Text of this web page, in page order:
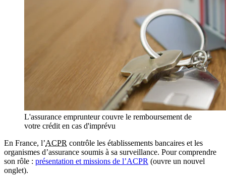
L'assurance emprunteur couvre le remboursement de
votre crédit en cas d'imprévu
En France, l’ACPR contrôle les établissements bancaires et les
organismes d’assurance soumis à sa surveillance. Pour comprendre
son rôle : présentation et missions de l’ACPR (ouvre un nouvel
onglet).